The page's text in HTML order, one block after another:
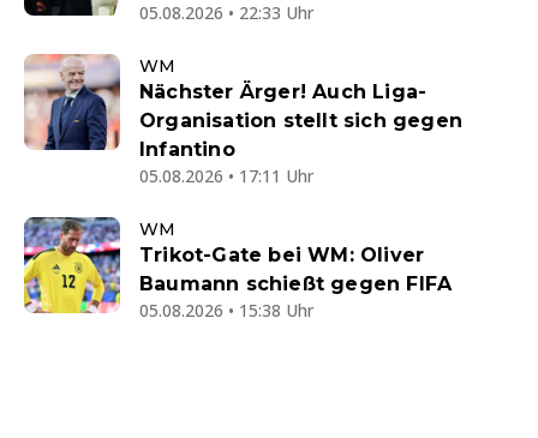
05.08.2026 • 22:33 Uhr
WM
Nächster Ärger! Auch Liga-
Organisation stellt sich gegen
Infantino
05.08.2026 • 17:11 Uhr
WM
Trikot-Gate bei WM: Oliver
Baumann schießt gegen FIFA
05.08.2026 • 15:38 Uhr